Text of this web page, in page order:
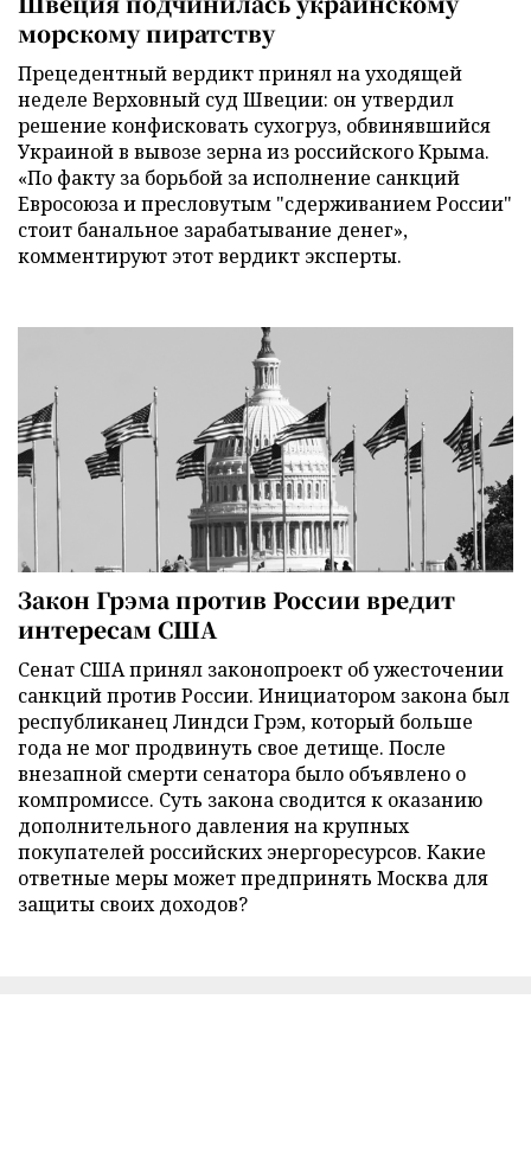
морскому пиратству
Прецедентный вердикт принял на уходящей
неделе Верховный суд Швеции: он утвердил
решение конфисковать сухогруз, обвинявшийся
Украиной в вывозе зерна из российского Крыма.
«По факту за борьбой за исполнение санкций
Евросоюза и пресловутым "сдерживанием России"
стоит банальное зарабатывание денег»,
комментируют этот вердикт эксперты.
Закон Грэма против России вредит
интересам США
Сенат США принял законопроект об ужесточении
санкций против России. Инициатором закона был
республиканец Линдси Грэм, который больше
года не мог продвинуть свое детище. После
внезапной смерти сенатора было объявлено о
компромиссе. Суть закона сводится к оказанию
дополнительного давления на крупных
покупателей российских энергоресурсов. Какие
ответные меры может предпринять Москва для
защиты своих доходов?